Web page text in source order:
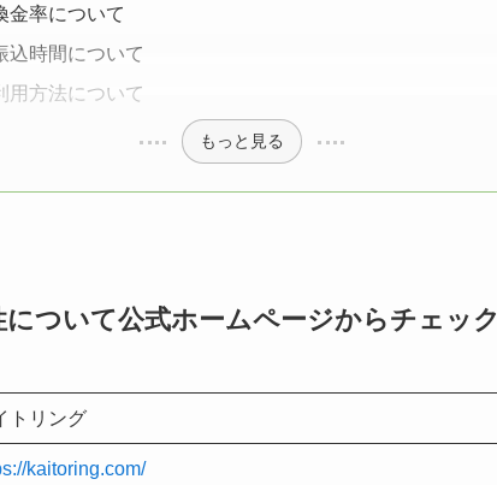
金率について
込時間について
用方法について
もっと見る
ついて公式ホームページからチェック
トリング
kaitoring.com/